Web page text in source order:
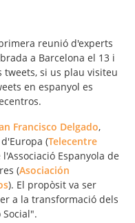
reunió d'experts
a Barcelona el 13 i
tweets, si us plau visiteu
en espanyol es
Francisco Delgado,
(Telecentre
Espanyola de
(Asociación
). El propòsit va ser
a la transformació dels